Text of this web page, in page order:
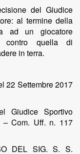
del Giudice
al termine della
ad un giocatore
contro quella di
in terra.
22 Settembre 2017
Giudice Sportivo
– Com. Uff. n. 117
DEL SIG. S. S.